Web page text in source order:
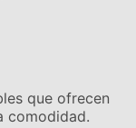
que ofrecen
comodidad.